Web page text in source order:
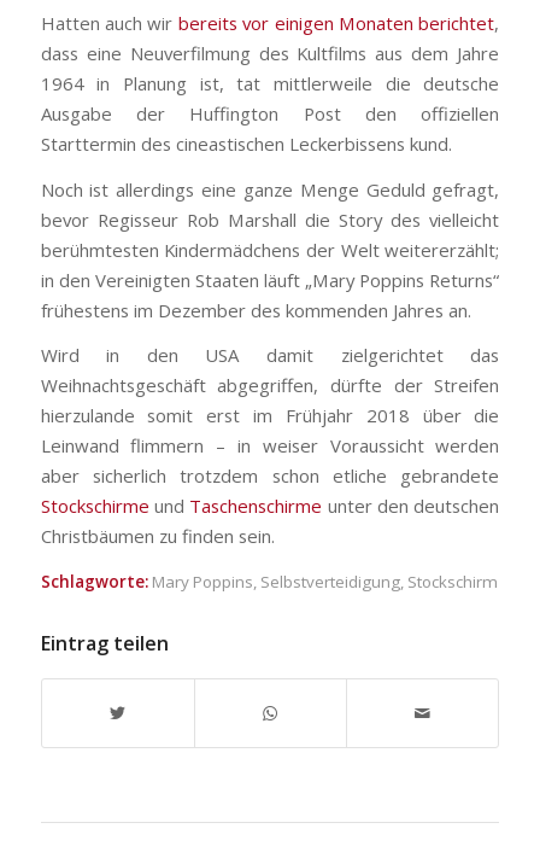
Hatten auch wir bereits vor einigen Monaten berichtet,
dass eine Neuverfilmung des Kultfilms aus dem Jahre
1964 in Planung ist, tat mittlerweile die deutsche
Ausgabe der Huffington Post den offiziellen
Starttermin des cineastischen Leckerbissens kund.
Noch ist allerdings eine ganze Menge Geduld gefragt,
bevor Regisseur Rob Marshall die Story des vielleicht
berühmtesten Kindermädchens der Welt weitererzählt;
in den Vereinigten Staaten läuft „Mary Poppins Returns“
frühestens im Dezember des kommenden Jahres an.
Wird in den USA damit zielgerichtet das
Weihnachtsgeschäft abgegriffen, dürfte der Streifen
hierzulande somit erst im Frühjahr 2018 über die
Leinwand flimmern – in weiser Voraussicht werden
aber sicherlich trotzdem schon etliche gebrandete
Stockschirme und Taschenschirme unter den deutschen
Christbäumen zu finden sein.
Schlagworte: Mary Poppins, Selbstverteidigung, Stockschirm
Eintrag teilen